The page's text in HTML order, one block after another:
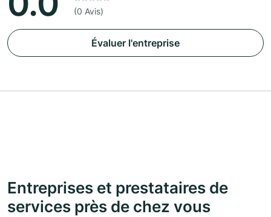
(0 Avis)
Évaluer l'entreprise
Entreprises et prestataires de
services près de chez vous